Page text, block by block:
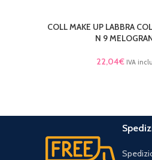
LEGGI TUTTO
COLL MAKE UP LABBRA
N 9
22,04€ IVA